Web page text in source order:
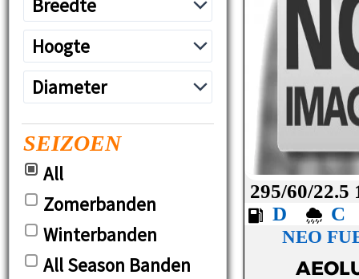
SEIZOEN
All
Zomerbanden
Winterbanden
All Season Banden
295/60/22.5
D
C
NEO